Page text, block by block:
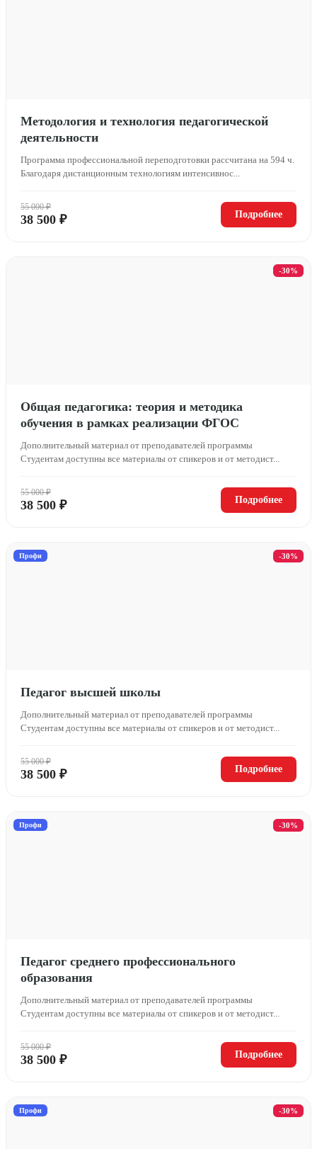
Методология и технология педагогической
деятельности
Программа профессиональной переподготовки рассчитана на 594 ч.
Благодаря дистанционным технологиям интенсивнос...
55 000 ₽
38 500 ₽ Подробнее
-30%
Общая педагогика: теория и методика
обучения в рамках реализации ФГОС
Дополнительный материал от преподавателей программы
Студентам доступны все материалы от спикеров и от методист...
55 000 ₽
38 500 ₽ Подробнее
-30%
Профи
Педагог высшей школы
Дополнительный материал от преподавателей программы
Студентам доступны все материалы от спикеров и от методист...
55 000 ₽
38 500 ₽ Подробнее
-30%
Профи
Педагог среднего профессионального
образования
Дополнительный материал от преподавателей программы
Студентам доступны все материалы от спикеров и от методист...
55 000 ₽
38 500 ₽ Подробнее
-30%
Профи